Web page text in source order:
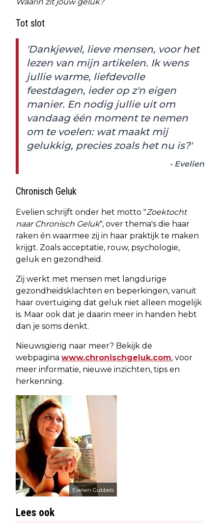
Tot slot
'Dankjewel, lieve mensen, voor het
lezen van mijn artikelen. Ik wens
jullie warme, liefdevolle
feestdagen, ieder op z'n eigen
manier. En nodig jullie uit om
vandaag één moment te nemen
om te voelen: wat maakt mij
gelukkig, precies zoals het nu is?'
- Evelien
Chronisch Geluk
Evelien schrijft onder het motto "Zoektocht
naar Chronisch Geluk", over thema's die haar
raken én waarmee zij in haar praktijk te maken
krijgt. Zoals acceptatie, rouw, psychologie,
geluk en gezondheid.
Zij werkt met mensen met langdurige
gezondheidsklachten en beperkingen, vanuit
haar overtuiging dat geluk niet alleen mogelijk
is. Maar ook dat je daarin meer in handen hebt
dan je soms denkt.
Nieuwsgierig naar meer? Bekijk de
webpagina www.chronischgeluk.com, voor
meer informatie, nieuwe inzichten, tips en
herkenning.
Evelien Gubbels
Lees ook